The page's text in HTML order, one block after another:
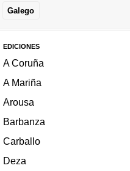
Galego
EDICIONES
A Coruña
A Mariña
Arousa
Barbanza
Carballo
Deza